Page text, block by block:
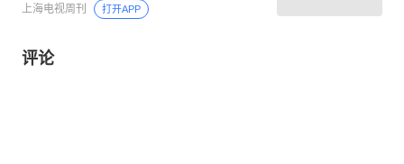
上海电视周刊 打开APP
评论